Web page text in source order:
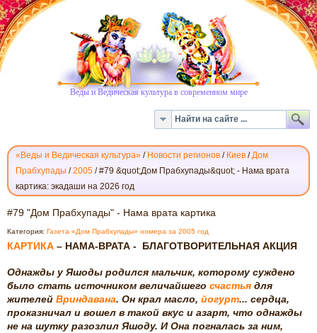
Веды и Ведическая культура в современном мире
«Веды и Ведическая культура» / Новости регионов / Киев /Дом
Прабхупады /2005 /#79 &quot;Дом Прабхупады&quot; - Нама врата
картика: экадаши на 2026 год
#79
"ДОМ
ПРАБХУПАДЫ"
НАМА
ВРАТА
КАРТИКА
#79 "Дом Прабхупады" - Нама врата картика
Категория: Газета «Дом Прабхупады» номера за 2005 год
КАРТИКА – НАМА-ВРАТА - БЛАГОТВОРИТЕЛЬНАЯ АКЦИЯ
Однажды у Яшоды родился мальчик, которому суждено
было стать источником величайшего счастья для
жителей Вриндавана. Он крал масло, йогурт... сердца,
проказничал и вошел в такой вкус и азарт, что однажды
не на шутку разозлил Яшоду. И Она погналась за ним,